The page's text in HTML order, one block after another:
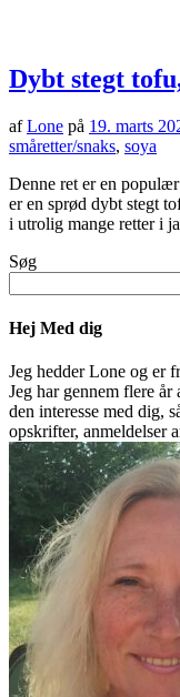
Dybt stegt
afLone på 19. marts
småretter/snaks, soya
Denne ret er en
er en sprød dybt stegt
i utrolig mange retter i
Søg
Hej Med dig
Jeg hedder Lone og er
Jeg har gennem flere
den interesse med dig,
opskrifter, anmeldelser